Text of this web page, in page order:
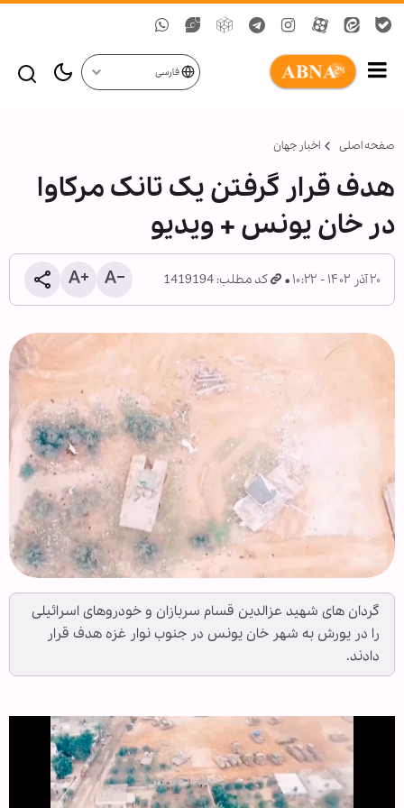
فارسی
صفحه اصلی اخبار جهان
هدف قرار گرفتن یک تانک مرکاوا
در خان یونس + ویدیو
۲۰ آذر ۱۴۰۲ - ۱۰:۲۲ کد مطلب: 1419194
گردان های شهید عزالدین قسام سربازان و خودروهای اسرائیلی
را در یورش به شهر خان یونس در جنوب نوار غزه هدف قرار
دادند.